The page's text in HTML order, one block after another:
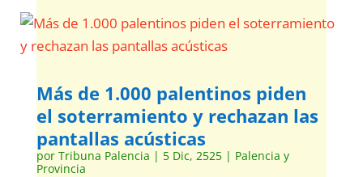
Más de 1.000 palentinos piden
el soterramiento y rechazan las
pantallas acústicas
por Tribuna Palencia | 5 Dic, 2525| Palencia y
Provincia